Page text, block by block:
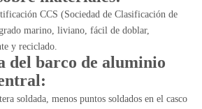
CCS (Sociedad de Clasificación de
marino, liviano, fácil de doblar,
y reciclado.
del barco de aluminio
soldada, menos puntos soldados en el casco